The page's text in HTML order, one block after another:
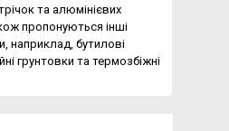
та алюмінієвих
пропонуються інші
наприклад, бутилові
грунтовки та термозбіжні